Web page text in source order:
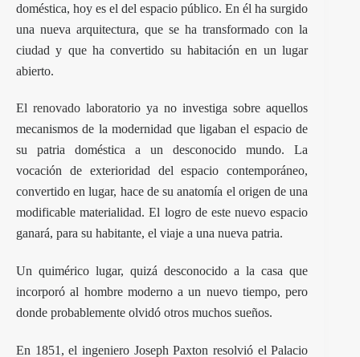
doméstica, hoy es el del espacio público. En él ha surgido
una nueva arquitectura, que se ha transformado con la
ciudad y que ha convertido su habitación en un lugar
abierto.
Elrenovado laboratorio ya no investiga sobre aquellos
mecanismos de la modernidad que ligaban el espacio de
su patria doméstica a un desconocido mundo. La
vocación de exterioridad del espacio contemporáneo,
convertido en lugar, hace de su anatomía el origen de una
modificable materialidad. El logro de este nuevo espacio
ganará, para su habitante, el viaje a una nueva patria.
Un quimérico lugar, quizá desconocido a la casa que
incorporó al hombre moderno a un nuevo tiempo, pero
donde probablemente olvidó otros muchos sueños.
En 1851, el ingeniero Joseph Paxton resolvió el Palacio